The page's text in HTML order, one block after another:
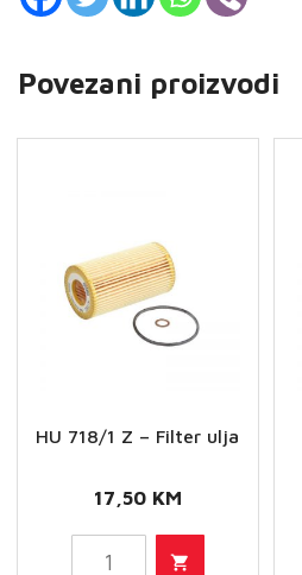
Povezani proizvodi
HU 718/1 Z – Filter ulja
17,50 KM